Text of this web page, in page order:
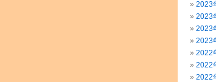
2023
2023
2023
2023
2022
2022
2022